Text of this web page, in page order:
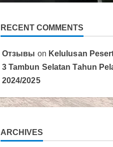
RECENT COMMENTS
Отзывы on Kelulusan
3 Tambun Selatan Tahun
2024/2025
ARCHIVES